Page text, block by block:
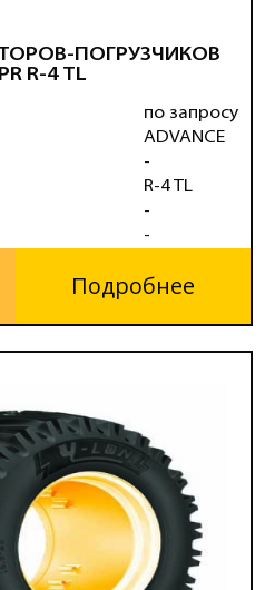
ПОГРУЗЧИКОВ
R-4 TL
по запросу
ADVANCE
-
R-4 TL
-
-
Подробнее